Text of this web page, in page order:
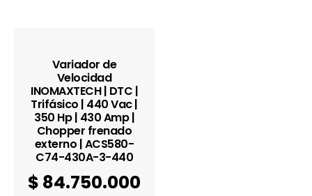
Variador de
Velocidad
INOMAXTECH | DTC |
Trifásico | 440 Vac |
350 Hp | 430 Amp |
Chopper frenado
externo | ACS580-
C74-430A-3-440
$ 84.750.000